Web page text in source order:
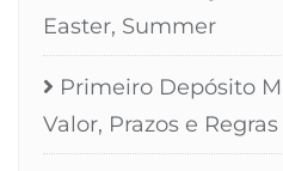
Easter, Summer
Primeiro Depósito
Valor, Prazos e Regras